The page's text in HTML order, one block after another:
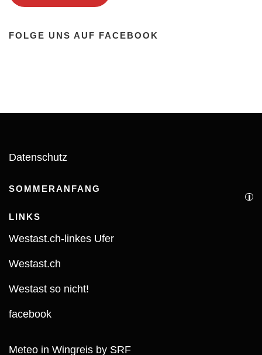
FOLGE UNS AUF FACEBOOK
Datenschutz
SOMMERANFANG
i
LINKS
Westast.ch-linkes Ufer
Westast.ch
Westast so nicht!
facebook
Meteo in Wingreis by SRF